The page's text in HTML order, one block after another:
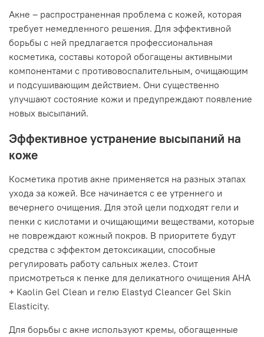
Акне – распространенная проблема с кожей, которая
требует немедленного решения. Для эффективной
борьбы с ней предлагается профессиональная
косметика, составы которой обогащены активными
компонентами с противовоспалительным, очищающим
и подсушивающим действием. Они существенно
улучшают состояние кожи и предупреждают появление
новых высыпаний.
Эффективное устранение высыпаний на
коже
Косметика против акне применяется на разных этапах
ухода за кожей. Все начинается с ее утреннего и
вечернего очищения. Для этой цели подходят гели и
пенки с кислотами и очищающими веществами, которые
не повреждают кожный покров. В приоритете будут
средства с эффектом детоксикации, способные
регулировать работу сальных желез. Стоит
присмотреться к пенке для деликатного очищения AHA
+ Kaolin Gel Clean и гелю Elastyd Cleancer Gel Skin
Elasticity.
Для борьбы с акне используют кремы, обогащенные